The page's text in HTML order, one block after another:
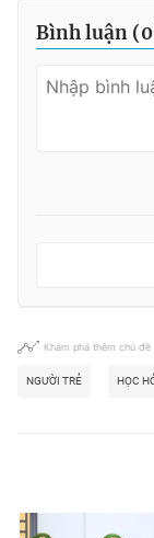
Bình luận (0
Khám phá thêm chủ đề
NGƯỜI TRẺ HỌC